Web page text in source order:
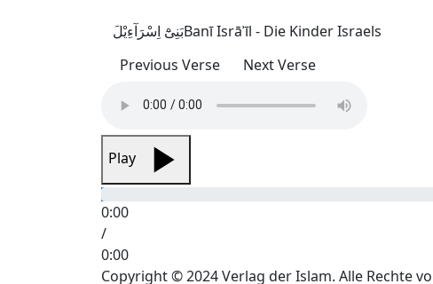
بَنِیْٓ اِسْرَآءِیْلَBanī Isrāʾīl - Die Kinder Israels
Previous Verse
Next Verse
Play
0:00
/
0:00
Copyright © 2024 Verlag der Islam. Alle Rechte